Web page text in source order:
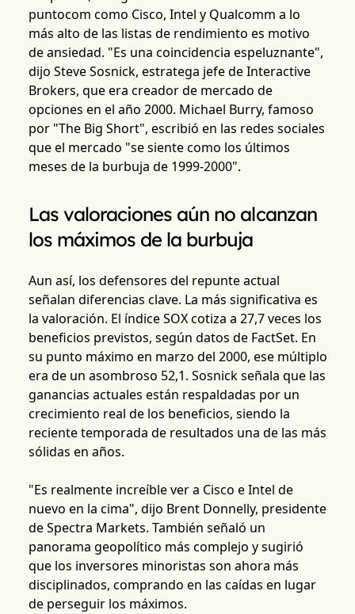
puntocom como Cisco, Intel y Qualcomm a lo
más alto de las listas de rendimiento es motivo
de ansiedad. "Es una coincidencia espeluznante",
dijo Steve Sosnick, estratega jefe de Interactive
Brokers, que era creador de mercado de
opciones en el año 2000. Michael Burry, famoso
por "The Big Short", escribió en las redes sociales
que el mercado "se siente como los últimos
meses de la burbuja de 1999-2000".
Las valoraciones aún no alcanzan
los máximos de la burbuja
Aun así, los defensores del repunte actual
señalan diferencias clave. La más significativa es
la valoración. El índice SOX cotiza a 27,7 veces los
beneficios previstos, según datos de FactSet. En
su punto máximo en marzo del 2000, ese múltiplo
era de un asombroso 52,1. Sosnick señala que las
ganancias actuales están respaldadas por un
crecimiento real de los beneficios, siendo la
reciente temporada de resultados una de las más
sólidas en años.
"Es realmente increíble ver a Cisco e Intel de
nuevo en la cima", dijo Brent Donnelly, presidente
de Spectra Markets. También señaló un
panorama geopolítico más complejo y sugirió
que los inversores minoristas son ahora más
disciplinados, comprando en las caídas en lugar
de perseguir los máximos.